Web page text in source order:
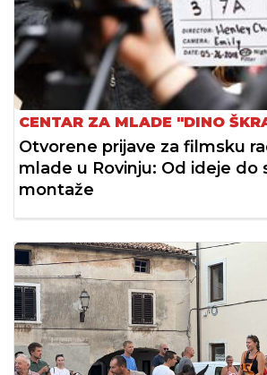
CENTAR ZA MLADE "DINO
Otvorene prijave za filmsku
mlade u Rovinju: Od ideje do
montaže